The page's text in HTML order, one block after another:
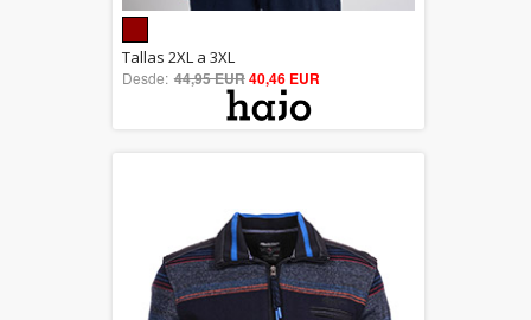
5.00
out of 5
Tallas 2XL a 3XL
Desde: 44,95 EUR40,46 EUR